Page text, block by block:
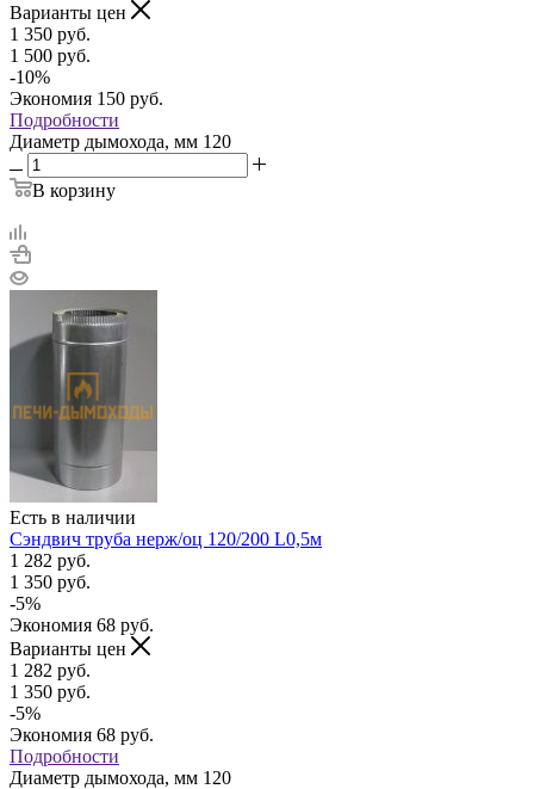
Варианты цен
1 350 руб.
1 500 руб.
-10%
Экономия 150 руб.
Подробности
Диаметр дымохода, мм 120
В корзину
Есть в наличии
Сэндвич труба нерж/оц 120/200 L0,5м
1 282 руб.
1 350 руб.
-5%
Экономия 68 руб.
Варианты цен
1 282 руб.
1 350 руб.
-5%
Экономия 68 руб.
Подробности
Диаметр дымохода, мм 120